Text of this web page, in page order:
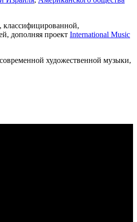
классифицированной,
дополняя проект International Music
художественной музыки,